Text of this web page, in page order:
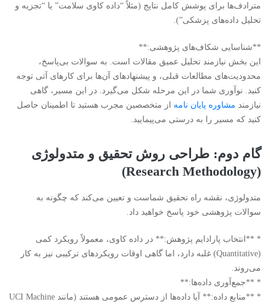
مترادف‌ها برای پوشش کامل نتایج (مثلاً “داده کاوی سلامت” یا “تجزیه و
تحلیل داده‌های پزشکی”).
**شناسایی شکاف‌های پژوهشی:**
این بخش نیازمند تحلیل عمیق مقالات است. به سوالات بی‌پاسخ،
محدودیت‌های مطالعات قبلی، و پیشنهادهای آن‌ها برای کارهای آتی توجه
کنید. نوآوری شما در این مرحله شکل می‌گیرد. در این مسیر، گاهی
نیازمند مشاوره پایان نامه از متخصصین مجرب هستید تا اطمینان حاصل
کنید که مسیر را به درستی می‌پیمایید.
گام دوم: طراحی روش تحقیق و متدولوژی
(Research Methodology)
متدولوژی، نقشه راه تحقیق شماست و تعیین می‌کند که چگونه به
سوالات پژوهشی خود پاسخ خواهید داد.
* **انتخاب پارادایم پژوهش:** در داده کاوی، معمولاً رویکرد کمی
(Quantitative) غلبه دارد، اما گاهی اوقات رویکردهای ترکیبی نیز به کار
می‌روند.
* **جمع‌آوری داده‌ها:**
* **منابع داده:** آیا داده‌ها از دسترس عمومی هستند (مانند UCI Machine